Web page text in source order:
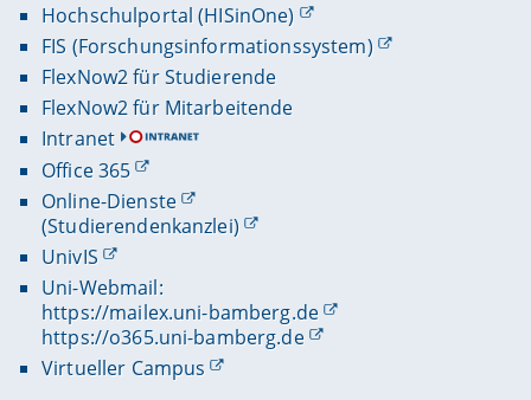
Hochschulportal (HISinOne)
FIS (Forschungsinformationssystem)
FlexNow2 für Studierende
FlexNow2 für Mitarbeitende
Intranet
Office 365
Online-Dienste
(Studierendenkanzlei)
UnivIS
Uni-Webmail:
https://mailex.uni-bamberg.de
https://o365.uni-bamberg.de
Virtueller Campus